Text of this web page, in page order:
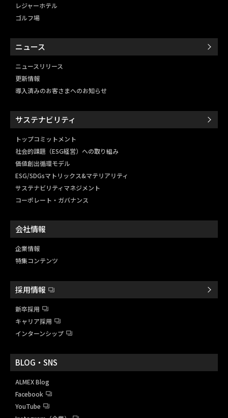
レジャーホテル
ゴルフ場
ニュース
ニュースリリース
更新情報
導入済みのお客さまへのお知らせ
サステナビリティ
トップコミットメント
社会的課題（ESG経営） への取り組み
価値創出循環モデル
ESG/SDGsマトリックス&マテリアリティ
サステナビリティマネジメント
コーポレート・ガバナンス
会社情報
企業情報
特集コンテンツ
採用情報
新卒採用
キャリア採用
インターンシップ
BLOG・SNS
ALMEX Blog
Facebook
YouTube